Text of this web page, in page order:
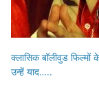
क्लासिक बॉलीवुड
उन्हें याद…..